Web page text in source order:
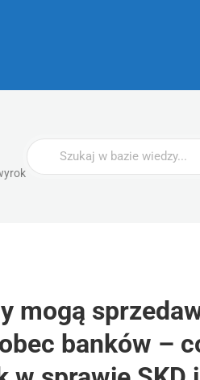
Wyszukaj
mogą
banków –